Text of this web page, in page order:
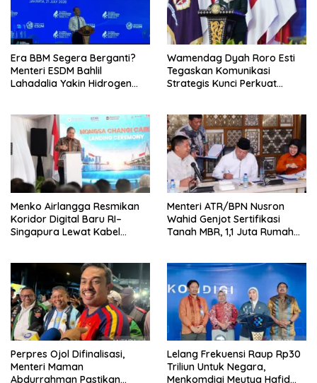
Era BBM Segera Berganti?
Menteri ESDM Bahlil
Lahadalia Yakin Hidrogen
Wamendag Dyah Roro Esti
Tegaskan Komunikasi
Strategis Kunci Perkuat
Menko Airlangga Resmikan
Koridor Digital Baru RI–
Singapura Lewat Kabel
Menteri ATR/BPN Nusron
Wahid Genjot Sertifikasi
Tanah MBR, 1,1 Juta Rumah
Perpres Ojol Difinalisasi,
Menteri Maman
Abdurrahman Pastikan
Lelang Frekuensi Raup Rp30
Triliun Untuk Negara,
Menkomdigi Meutya Hafid